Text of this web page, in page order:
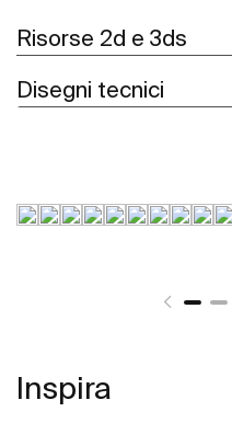
Risorse 2d e 3ds
Disegni tecnici
Inspira